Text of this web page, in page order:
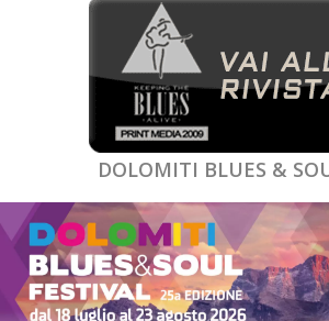
DOLOMITI BLUES &